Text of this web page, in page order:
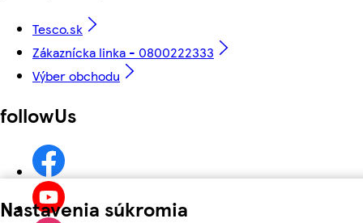
Nastavenia súkromia
Tesco.sk
Zákaznícka linka - 0800222333
Výber obchodu
followUs